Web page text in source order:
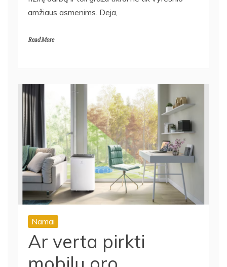
amžiaus asmenims. Deja,
Read More
Namai
Ar verta pirkti